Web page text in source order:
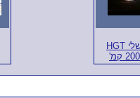
היפיפייה שלי HGT
קמ'